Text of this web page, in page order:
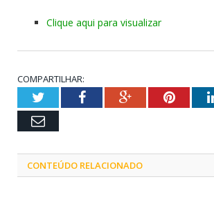
Clique aqui para visualizar
COMPARTILHAR:
TwitterFacebookGoogle+
Email
CONTEÚDO RELACIONADO